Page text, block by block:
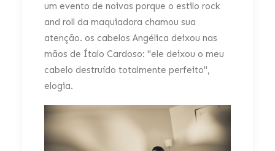
um evento de noivas porque o estilo rock
and roll da maquiadora chamou sua
atenção. os cabelos Angélica deixou nas
mãos de Ítalo Cardoso: "ele deixou o meu
cabelo destruído totalmente perfeito",
elogia.